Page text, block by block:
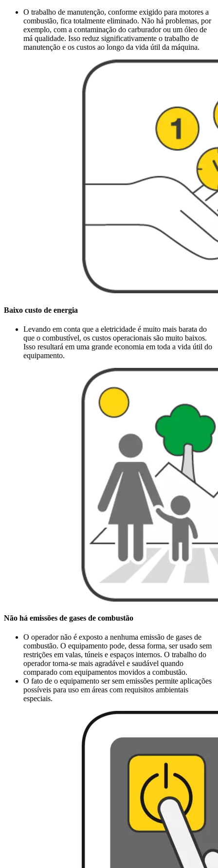
O trabalho de manutenção, conforme exigido para motores a
combustão, fica totalmente eliminado. Não há problemas, por
exemplo, com a contaminação do carburador ou um óleo de
má qualidade. Isso reduz significativamente o trabalho de
manutenção e os custos ao longo da vida útil da máquina.
Baixo custo de energia
Levando em conta que a eletricidade é muito mais barata do
que o combustível, os custos operacionais são muito baixos.
Isso resultará em uma grande economia em toda a vida útil do
equipamento.
Não há emissões de gases de combustão
O operador não é exposto a nenhuma emissão de gases de
combustão. O equipamento pode, dessa forma, ser usado sem
restrições em valas, túneis e espaços internos. O trabalho do
operador torna-se mais agradável e saudável quando
comparado com equipamentos movidos a combustão.
O fato de o equipamento ser sem emissões permite aplicações
possíveis para uso em áreas com requisitos ambientais
especiais.